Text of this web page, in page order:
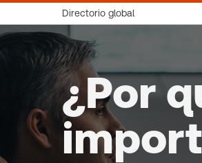
Directorio global
¿Por